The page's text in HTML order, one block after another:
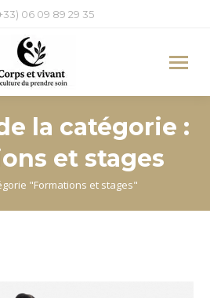
06 09 89 29 35
la catégorie :
et stages
"Formations et stages"